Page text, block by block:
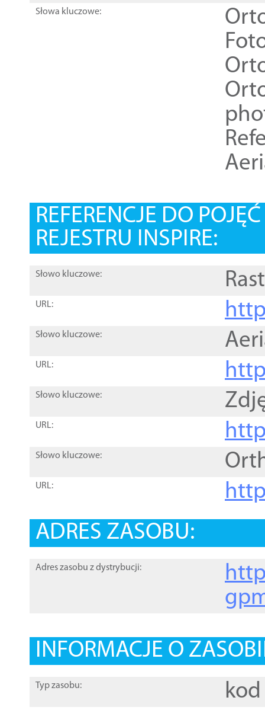
Słowa kluczowe:
REFERENCJE DO
REJESTRU INSPIRE:
Słowo kluczowe:
URL:
Słowo kluczowe:
URL:
Słowo kluczowe:
URL:
Słowo kluczowe:
URL:
ADRES ZASOBU:
Adres zasobu z dystrybucji:
INFORMACJE O
Typ zasobu: kod